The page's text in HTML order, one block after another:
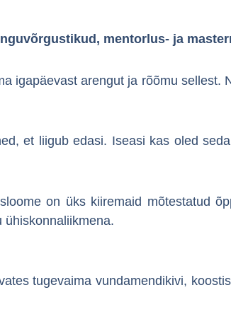
mentorlus- ja
igapäevast arengut ja rõõmu sellest.
et liigub edasi. Iseasi kas oled
on üks kiiremaid mõtestatud
ühiskonnaliikmena.
tugevaima vundamendikivi,